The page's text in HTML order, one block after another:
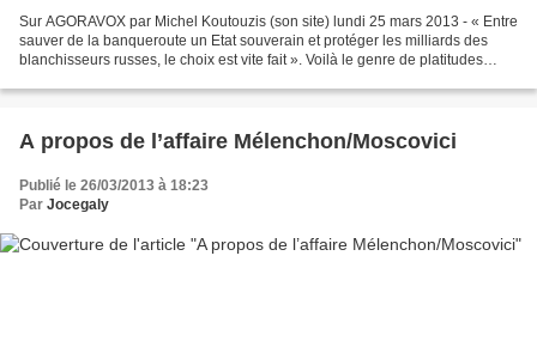
Sur AGORAVOX par Michel Koutouzis (son site) lundi 25 mars 2013 - « Entre
sauver de la banqueroute un Etat souverain et protéger les milliards des
blanchisseurs russes, le choix est vite fait ». Voilà le genre de platitudes
A propos de l’affaire Mélenchon/Moscovici
Publié le 26/03/2013 à 18:23
Par Jocegaly